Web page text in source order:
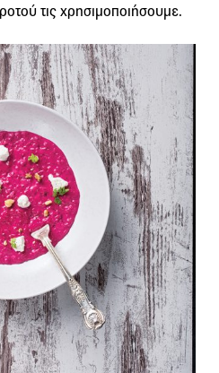
τις χρησιμοποιήσουμε.